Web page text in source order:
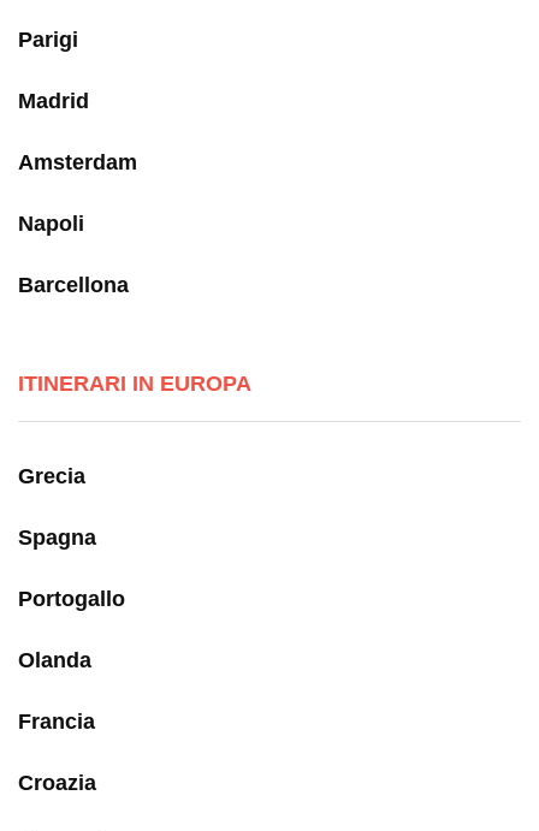
Parigi
Madrid
Amsterdam
Napoli
Barcellona
ITINERARI IN EUROPA
Grecia
Spagna
Portogallo
Olanda
Francia
Croazia